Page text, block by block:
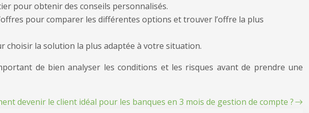
pour obtenir des conseils personnalisés.
pour comparer les différentes options et trouver l’offre la plus
choisir la solution la plus adaptée à votre situation.
de bien analyser les conditions et les risques avant de prendre une
devenir le client idéal pour les banques en 3 mois de gestion de compte ?